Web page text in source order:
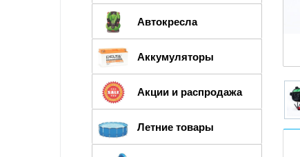
Автокресла
Аккумуляторы
Акции и распродажа
Летние товары